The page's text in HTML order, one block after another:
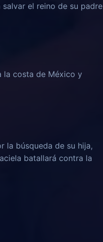
el reino de su padre
la costa de México y
la búsqueda de su hija,
batallará contra la